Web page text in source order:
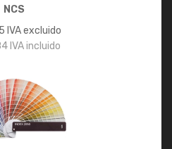
NCS
IVA excluido
IVA incluido